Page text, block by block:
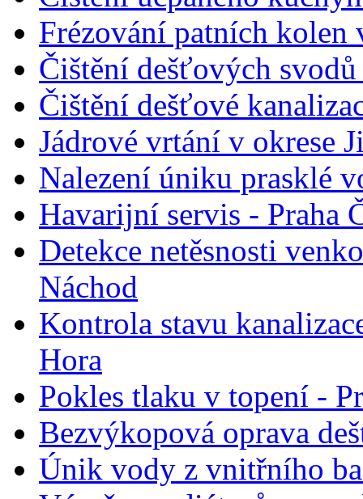
Frézování patních kolen
Čištění dešťových
Čištění dešťové
Jádrové vrtání v okrese
Nalezení úniku prasklé
Havarijní servis - Praha
Detekce netěsnosti
Náchod
Kontrola stavu
Hora
Pokles tlaku v topení -
Bezvýkopová oprava
Únik vody z vnitřního